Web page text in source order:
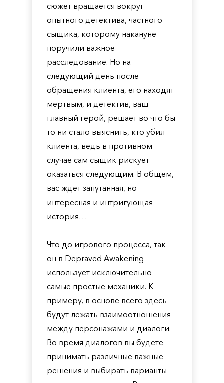
сюжет вращается вокруг
опытного детектива, частного
сыщика, которому накануне
поручили важное
расследование. Но на
следующий день после
обращения клиента, его находят
мертвым, и детектив, ваш
главный герой, решает во что бы
то ни стало выяснить, кто убил
клиента, ведь в противном
случае сам сыщик рискует
оказаться следующим. В общем,
вас ждет запутанная, но
интересная и интригующая
история…
Что до игрового процесса, так
он в Depraved Awakening
использует исключительно
самые простые механики. К
примеру, в основе всего здесь
будут лежать взаимоотношения
между персонажами и диалоги.
Во время диалогов вы будете
принимать различные важные
решения и выбирать варианты